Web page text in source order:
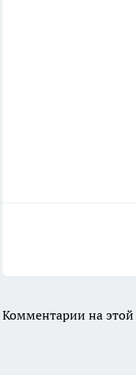
Комментарии на